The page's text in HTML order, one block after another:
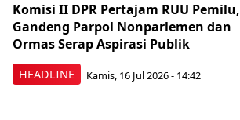
HEADLINE
Komisi II DPR Pertajam RUU Pemilu,
Gandeng Parpol Nonparlemen dan
Ormas Serap Aspirasi Publik
Kamis, 16 Jul 2026 - 14:42